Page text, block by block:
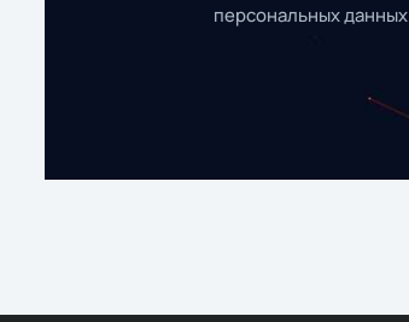
персональных данных